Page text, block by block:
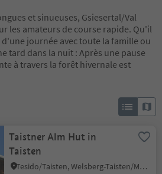
et sinueuses, Gsiesertal/Val
les amateurs de course rapide. Qu'il
journée avec toute la famille ou
tard dans la nuit : Après une pause
à travers la forêt hivernale est
Taistner Alm Hut in
Taisten
Tesido/Taisten, Welsberg-Taisten/Monguelfo-Tesido